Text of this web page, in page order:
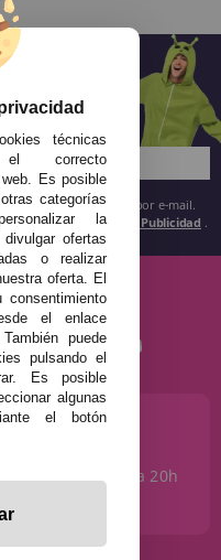
antes
y tendencias por e-mail.
en la Política de Publicidad .
10 a 14h y de 17 a 20h
técnicas
correcto
Es posible
categorías
la
ofertas
o realizar
oferta. El
consentimiento
el enlace
puede
pulsando el
Es posible
algunas
el botón